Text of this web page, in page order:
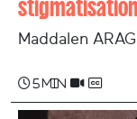
Maddalen
5 min